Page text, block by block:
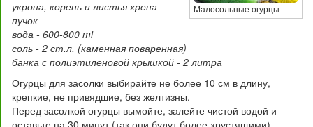
Малосольные огурцы
укропа, корень и листья хрена -
пучок
вода - 600-800 ml
соль - 2 ст.л. (каменная поваренная)
банка с полиэтиленовой крышкой - 2 литра
Огурцы для засолки выбирайте не более 10 см в длину,
крепкие, не привядшие, без желтизны.
Перед засолкой огурцы вымойте, залейте чистой водой и
оставьте на 30 минут (так они будут более хрустящими).